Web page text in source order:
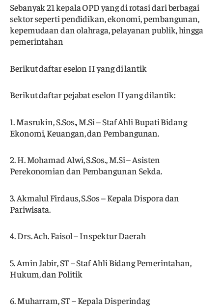
Sebanyak 21 kepala OPD yang di rotasi dari berbagai
sektor seperti pendidikan, ekonomi, pembangunan,
kepemudaan dan olahraga, pelayanan publik, hingga
pemerintahan
Berikut daftar eselon II yang di lantik
Berikut daftar pejabat eselon II yang dilantik:
1. Masrukin, S.Sos., M.Si – Staf Ahli Bupati Bidang
Ekonomi, Keuangan, dan Pembangunan.
2. H. Mohamad Alwi, S.Sos., M.Si – Asisten
Perekonomian dan Pembangunan Sekda.
3. Akmalul Firdaus, S.Sos – Kepala Dispora dan
Pariwisata.
4. Drs. Ach. Faisol – Inspektur Daerah
5. Amin Jabir, ST – Staf Ahli Bidang Pemerintahan,
Hukum, dan Politik
6. Muharram, ST – Kepala Disperindag